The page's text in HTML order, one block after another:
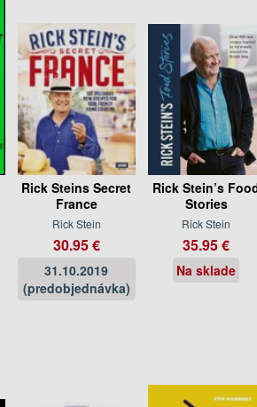
Rick Steins Secret
France
Rick Stein
30.95 €
31.10.2019
(predobjednávka)
Rick Stein’s
Stories
Rick Stein
35.95 €
Na sklade